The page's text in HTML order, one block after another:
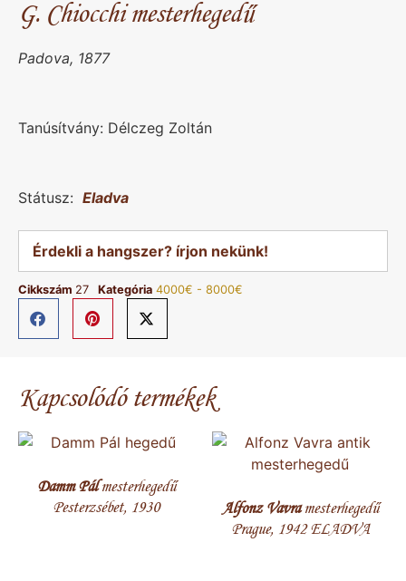
G. Chiocchi mesterhegedű
Padova, 1877
Tanúsítvány: Délczeg Zoltán
Státusz: Eladva
Érdekli a hangszer? írjon nekünk!
Cikkszám 27 Kategória 4000€ - 8000€
Kapcsolódó termékek
Damm Pálmesterhegedű
Pesterzsébet, 1930
Alfonz Vavramesterhegedű
Prague, 1942 ELADVA